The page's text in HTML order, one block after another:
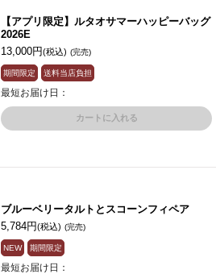
【アプリ限定】ルタオサマーハッピーバッグ
2026E
13,000円(税込) (完売)
期間限定 送料当店負担
最短お届け日：
カートに入れる
ブルーベリータルトとスコーンフィペア
5,784円(税込) (完売)
NEW 期間限定
最短お届け日：